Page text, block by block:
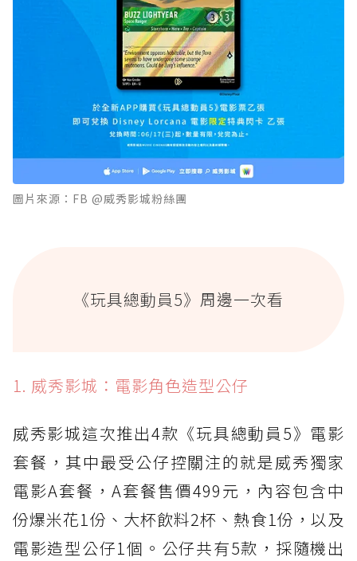
圖片來源：FB @威秀影城粉絲團
《玩具總動員5》周邊一次看
1. 威秀影城：電影角色造型公仔
威秀影城這次推出4款《玩具總動員5》電影
套餐，其中最受公仔控關注的就是威秀獨家
電影A套餐，A套餐售價499元，內容包含中
份爆米花1份、大杯飲料2杯、熱食1份，以及
電影造型公仔1個。公仔共有5款，採隨機出